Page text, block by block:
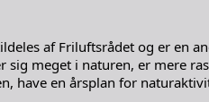
af Friluftsrådet og er en
meget i naturen, er mere
have en årsplan for